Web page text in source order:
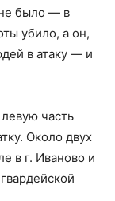
было — в
убило, а он,
в атаку — и
часть
Около двух
в г. Иваново и